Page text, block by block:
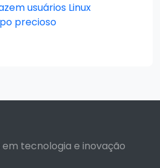
usuários Linux
precioso
tecnologia e inovação